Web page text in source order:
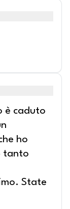
è caduto
ho
tanto
State